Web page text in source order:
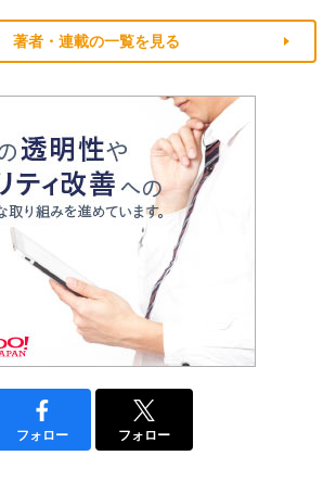
著者・連載の一覧を見る
フォロー フォロー